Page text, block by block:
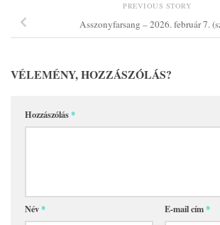
PREVIOUS STORY
Asszonyfarsang – 2026. február 7.
VÉLEMÉNY, HOZZÁSZÓLÁS?
Hozzászólás*
Név* E-mail cím*